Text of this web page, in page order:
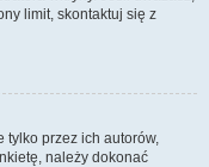
limit, skontaktuj się z
tylko przez ich autorów,
należy dokonać